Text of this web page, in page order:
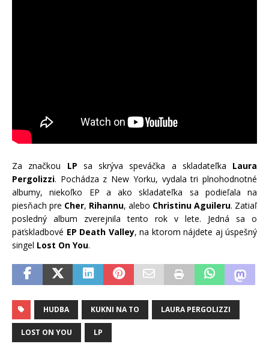
Za značkou LP sa skrýva speváčka a skladateľka Laura
Pergolizzi. Pochádza z New Yorku, vydala tri plnohodnotné
albumy, niekoľko EP a ako skladateľka sa podieľala na
piesňach pre Cher, Rihannu, alebo Christinu Aguileru. Zatiaľ
posledný album zverejnila tento rok v lete. Jedná sa o
päťskladbové EP Death Valley, na ktorom nájdete aj úspešný
singel Lost On You.
HUDBA KUKNI NA TO LAURA PERGOLIZZI
LOST ON YOU LP